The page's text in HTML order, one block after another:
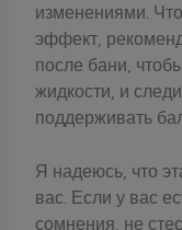
изменениями.
эффект,
после бани,
жидкости, и
поддерживать
Я надеюсь, что
вас. Если у вас
сомнения, не